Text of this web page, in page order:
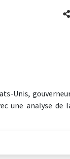
Unis,
une analyse de